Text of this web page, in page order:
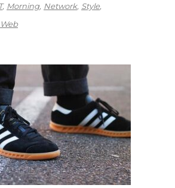
Morning Network Style
Web